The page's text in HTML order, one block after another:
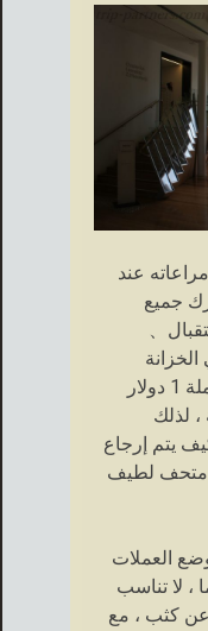
عند
جميع
、
المتوفرة。كان هناك فتحة لعملة 1 دولار
، لذلك
يتم إرجاع
متحف لطيف
العملات
، لا تناسب
عن كثب ، مع